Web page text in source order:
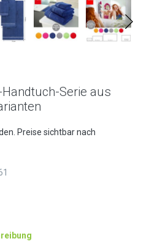
Serie aus
Preise sichtbar nach